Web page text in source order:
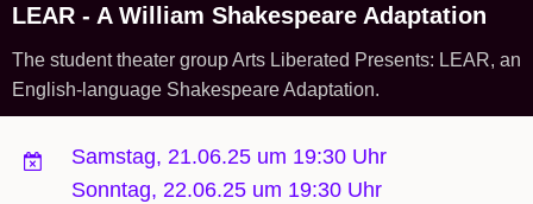
LEAR - A William Shakespeare Adaptation
The student theater group Arts Liberated Presents: LEAR, an
English-language Shakespeare Adaptation.
Samstag, 21.06.25 um 19:30 Uhr
Sonntag, 22.06.25 um 19:30 Uhr